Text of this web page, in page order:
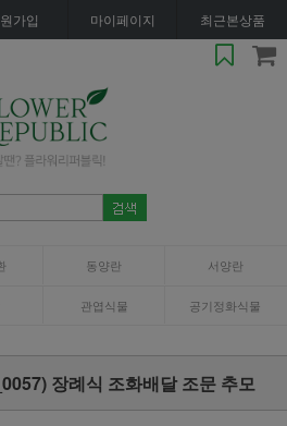
가입 마이페이지 최근본상품
동양란 서양란
관엽식물 공기정화식물
장례식 조화배달 조문 추모